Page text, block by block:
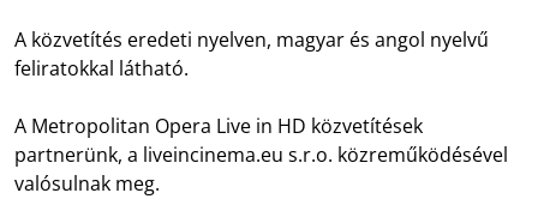
A közvetítés eredeti nyelven, magyar és angol nyelvű
feliratokkal látható.
A Metropolitan Opera Live in HD közvetítések
partnerünk, a liveincinema.eu s.r.o. közreműködésével
valósulnak meg.